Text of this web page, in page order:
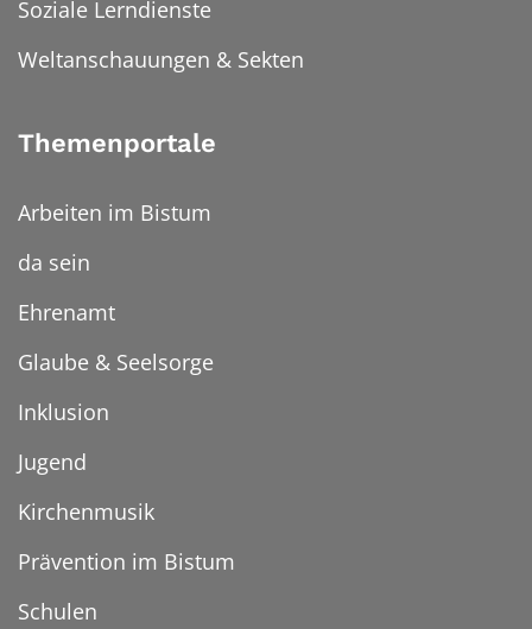
Soziale Lerndienste
Weltanschauungen & Sekten
Themenportale
Arbeiten im Bistum
da sein
Ehrenamt
Glaube & Seelsorge
Inklusion
Jugend
Kirchenmusik
Prävention im Bistum
Schulen